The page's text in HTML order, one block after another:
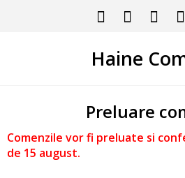
Haine
Preluare
Comenzile vor fi preluate si
de 15 august.